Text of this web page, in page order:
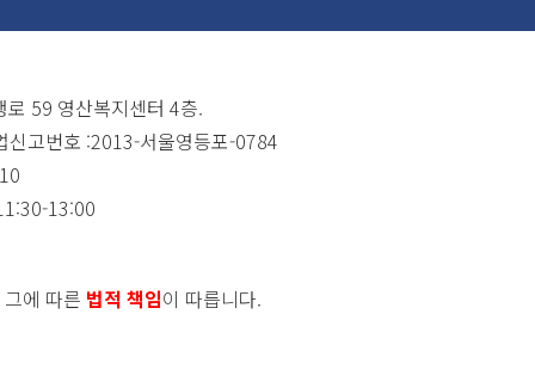
59 영산복지센터 4층.
고번호 :2013-서울영등포-0784
13:00
에 따른 법적 책임이 따릅니다.